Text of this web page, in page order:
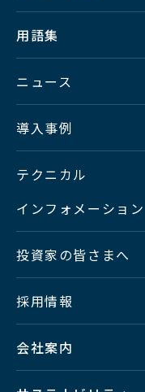
用語集
ニュース
導入事例
テクニカル
インフォメーション
投資家の皆さまへ
採用情報
会社案内